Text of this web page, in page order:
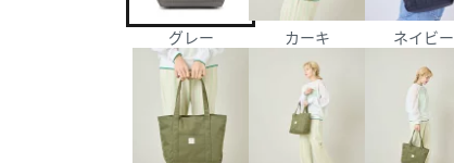
グレー カーキ ネイビー